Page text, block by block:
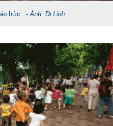
hức...- Ảnh: Di Linh